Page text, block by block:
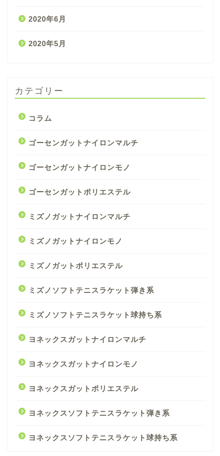
2020年6月
2020年5月
カテゴリー
コラム
ゴーセンガットナイロンマルチ
ゴーセンガットナイロンモノ
ゴーセンガットポリエステル
ミズノガットナイロンマルチ
ミズノガットナイロンモノ
ミズノガットポリエステル
ミズノソフトテニスラケット弾き系
ミズノソフトテニスラケット球持ち系
ヨネックスガットナイロンマルチ
ヨネックスガットナイロンモノ
ヨネックスガットポリエステル
ヨネックスソフトテニスラケット弾き系
ヨネックスソフトテニスラケット球持ち系